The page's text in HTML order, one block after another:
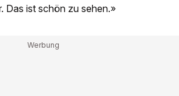
Das ist schön zu sehen.»